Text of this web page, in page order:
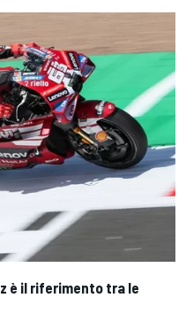
è il riferimento tra le